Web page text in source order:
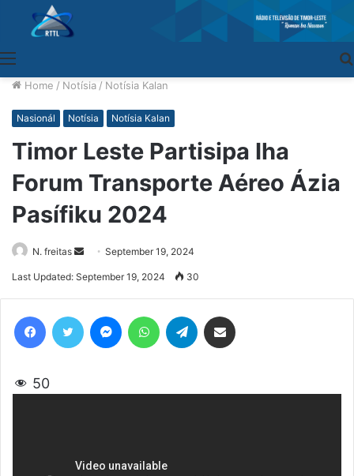
Home / Notísia / Notísia Kalan
Nasionál Notísia Notísia Kalan
Timor Leste Partisipa Iha
Forum Transporte Aéreo Ázia
Pasífiku 2024
N. freitas
SendSeptember 19, 2024
Last Updated: September 19, 2024 30
50